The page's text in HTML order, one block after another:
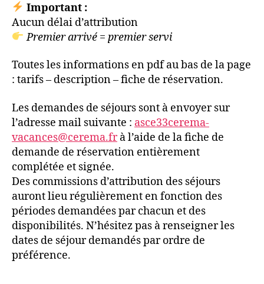
Important :
Aucun délai d’attribution
Premier arrivé = premier servi
Toutes les informations en pdf au bas de la page
: tarifs – description – fiche de réservation.
Les demandes de séjours sont à envoyer sur
l’adresse mail suivante : asce33cerema-
vacances@cerema.frà l’aide de la fiche de
demande de réservation entièrement
complétée et signée.
Des commissions d’attribution des séjours
auront lieu régulièrement en fonction des
périodes demandées par chacun et des
disponibilités. N’hésitez pas à renseigner les
dates de séjour demandés par ordre de
préférence.